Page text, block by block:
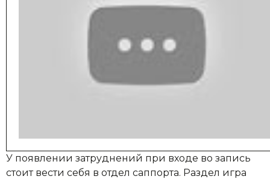
У появлении затруднений при входе во запись
стоит вести себя в отдел саппорта. Раздел игра